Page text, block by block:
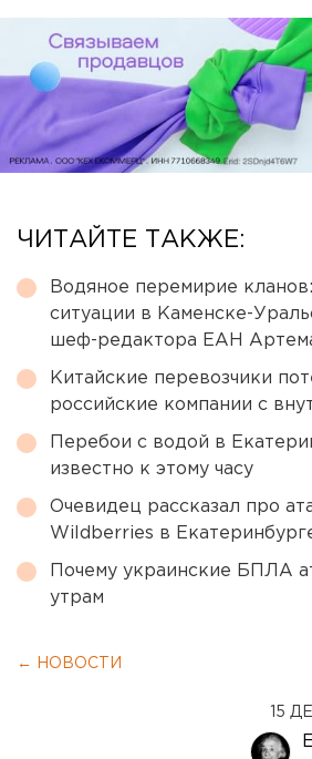
ЧИТАЙТЕ ТАКЖЕ:
Водяное перемирие
ситуации в Каменске-
шеф-редактора ЕАН
Китайские перевозчики
российские компании с
Перебои с водой в
известно к этому часу
Очевидец рассказал про
Wildberries в
Почему украинские БПЛА
утрам
← НОВОСТИ
15